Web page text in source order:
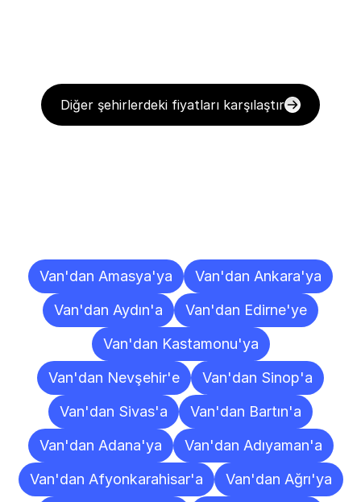
Diğer şehirlerdeki fiyatları karşılaştır
Van'dan Amasya'ya
Van'dan Ankara'ya
Van'dan Aydın'a
Van'dan Edirne'ye
Van'dan Kastamonu'ya
Van'dan Nevşehir'e
Van'dan Sinop'a
Van'dan Sivas'a
Van'dan Bartın'a
Van'dan Adana'ya
Van'dan Adıyaman'a
Van'dan Afyonkarahisar'a
Van'dan Ağrı'ya